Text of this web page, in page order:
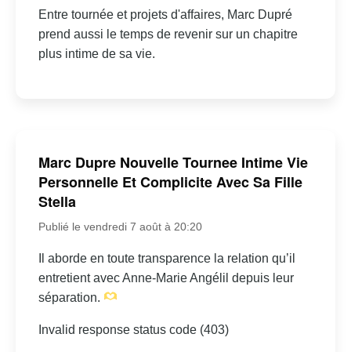
Entre tournée et projets d'affaires, Marc Dupré
prend aussi le temps de revenir sur un chapitre
plus intime de sa vie.
Marc Dupre Nouvelle Tournee Intime Vie
Personnelle Et Complicite Avec Sa Fille
Stella
Publié le vendredi 7 août à 20:20
Il aborde en toute transparence la relation qu’il
entretient avec Anne-Marie Angélil depuis leur
séparation.
Invalid response status code (403)